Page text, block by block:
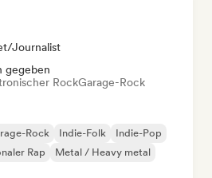
Journalist
gegeben
RockGarage-Rock
Rock Indie-Folk
Indie-Pop
Rap
Metal / Heavy metal